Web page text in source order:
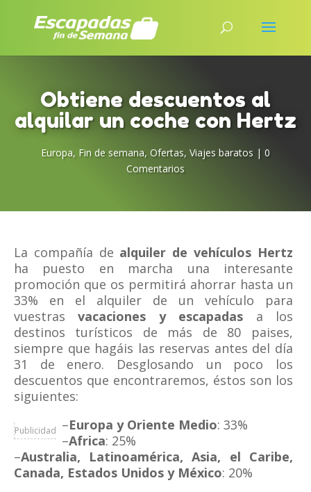
Obtiene descuentos al
alquilar un coche con Hertz
Europa, Fin de semana, Ofertas, Viajes baratos | 0
Comentarios
La compañía de alquiler de vehículos Hertz
ha puesto en marcha una interesante
promoción que os permitirá ahorrar hasta un
33% en el alquiler de un vehículo para
vuestrasvacaciones y escapadas a los
destinos turísticos de más de 80 paises,
siempre que hagáis las reservas antes del día
31 de enero. Desglosando un poco los
descuentos que encontraremos, éstos son los
siguientes:
Publicidad –Europa y Oriente Medio: 33%
–Africa: 25%
–Australia, Latinoamérica, Asia, el Caribe,
Canada, Estados Unidos y México: 20%